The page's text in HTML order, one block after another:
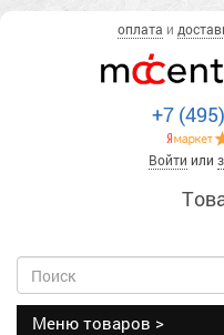
оплата и
+7
Войти или
Меню товаров >